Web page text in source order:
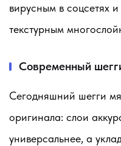
вирусным в соцсетях
текстурным
Современный
Сегодняшний шегги
оригинала: слои
универсальнее, а